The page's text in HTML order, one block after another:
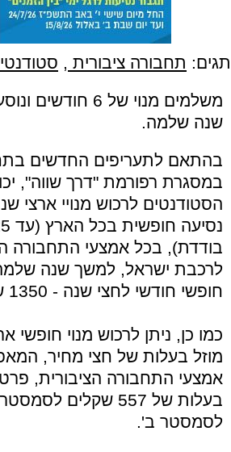
תגים: תחבורה ציבורית ,
משלמים מנוי של 6
שנה שלמה.
בהתאם לתעריפים החדשים
במסגרת רפורמת "דרך שווה",
הסטודנטים לרכוש מנויי ארצי
בודדת), בכל אמצעי התחבורה
לרכבת ישראל, למשך שנה
חופשי חודשי לחצי שנה - 1350 ש"ח בשנה.
כמו כן, ניתן לרכוש מנוי חופשי
מוזל בעלות של חצי מחיר,
אמצעי התחבורה הציבורית,
לסמסטר ב'.